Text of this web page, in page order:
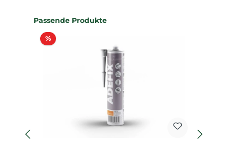
Produktgalerie überspringen
Passende Produkte
%Rabatt